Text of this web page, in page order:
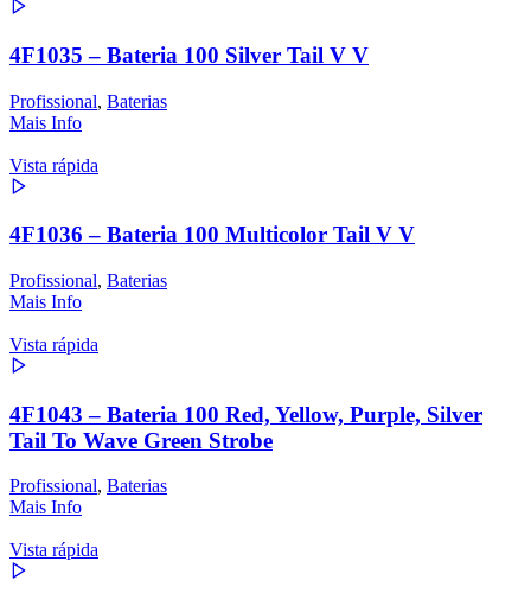
4F1035 – Bateria 100 Silver Tail V V
Profissional, Baterias
Mais Info
Vista rápida
4F1036 – Bateria 100 Multicolor Tail V V
Profissional, Baterias
Mais Info
Vista rápida
4F1043 – Bateria 100 Red, Yellow, Purple, Silver
Tail To Wave Green Strobe
Profissional, Baterias
Mais Info
Vista rápida